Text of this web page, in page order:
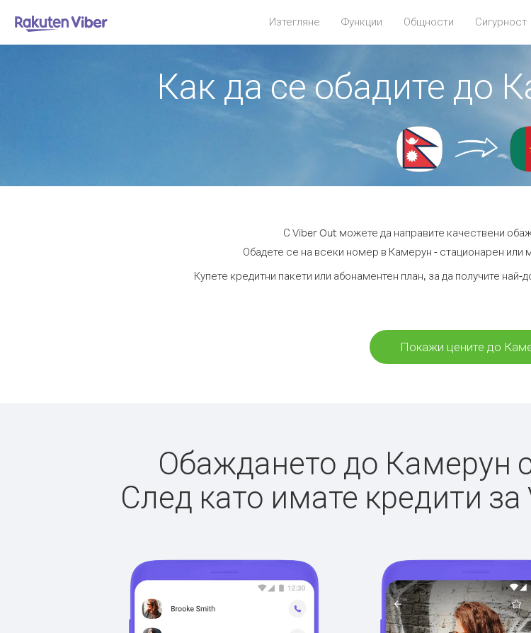
Изтегляне Функции Общности Сигурност
Как да се обадите до
С Viber Out можете да направите качествени
Обадете се на всеки номер в Камерун - стационарен или
Купете кредитни пакети или абонаментен план, за да получите
Покажи цените до
Обаждането до Камерун
След като имате кредити